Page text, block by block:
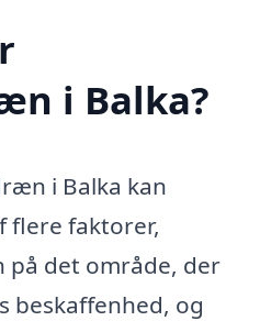
i Balka?
i Balka kan
flere faktorer,
det område, der
beskaffenhed, og